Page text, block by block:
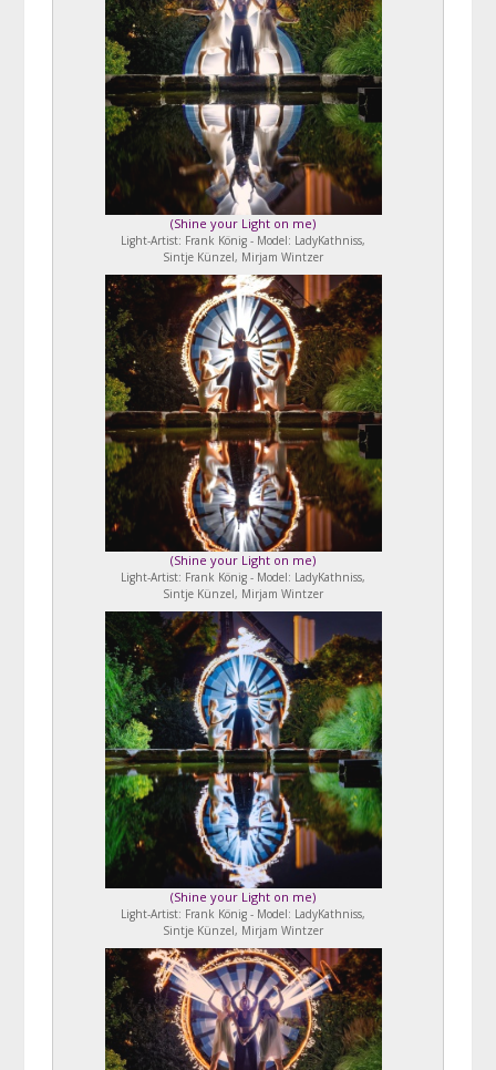
(Shine your Light on me)
Light-Artist: Frank König - Model: LadyKathniss,
Sintje Künzel, Mirjam Wintzer
(Shine your Light on me)
Light-Artist: Frank König - Model: LadyKathniss,
Sintje Künzel, Mirjam Wintzer
(Shine your Light on me)
Light-Artist: Frank König - Model: LadyKathniss,
Sintje Künzel, Mirjam Wintzer